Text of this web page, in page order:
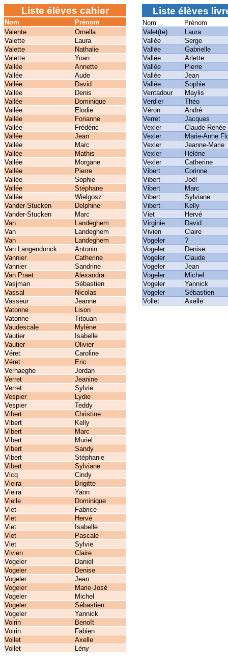
Liste élèves cahier Liste élèves
Nom Prénom Nom
Prénom
Valente
Ornella Valet(te)
Laura
Valette
Laura Vallée
Serge
Valette
Nathalie Vallée
Gabrielle
Valette
Yoan Vallée
Arlette
Vallée
Annette Vallée
Pierre
Vallée
Aude Vallée
Jean
Vallée
David Vallée
Sophie
Vallée
Denis Ventadour
Maylis
Vallée
Dominique Verdier
Théo
Vallée
Elodie Véron
André
Vallée
Forianne Verret
Jacques
Vallée
Frédéric Vexler
Claude-Renée
Vallée
Jean Vexler
Marie-Anne
Vallée
Marc Vexler
Jeanne-Marie
Vallée
Mathis Vexler
Hélène
Vallée
Morgane Vexler
Catherine
Vallée
Pierre Vibert
Corinne
Vallée
Sophie Vibert
Joël
Vallée
Stéphane Vibert
Marc
Vallée
Wielgosz Vibert
Sylviane
Vander-Stucken
Delphine Vibert
Kelly
Vander-Stucken
Marc Viet
Hervé
Van
Landeghem Virginie
David
Van
Landeghem Vivien
Claire
Van
Landeghem Vogeler
?
Van Langendonck
Antonin Vogeler
Denise
Vannier
Catherine Vogeler
Claude
Vannier
Sandrine Vogeler
Jean
Van Praet
Alexandra Vogeler
Michel
Vasjman
Sébastien Vogeler
Yannick
Vassal
Nicolas Vogeler
Sébastien
Vasseur
Jeanne Vollet
Axelle
Vatonne
Lison
Vatonne
Titouan
Vaudescale
Mylène
Vautier
Isabelle
Vautier
Olivier
Véret
Caroline
Véret
Eric
Verhaeghe
Jordan
Verret
Jeanine
Verret
Sylvie
Vespier
Lydie
Vespier
Teddy
Vibert
Christine
Vibert
Kelly
Vibert
Marc
Vibert
Muriel
Vibert
Sandy
Vibert
Stéphanie
Vibert
Sylviane
Vicq
Cindy
Vieira
Brigitte
Vieira
Yann
Vielle
Dominique
Viet
Fabrice
Viet
Hervé
Viet
Isabelle
Viet
Pascale
Viet
Sylvie
Vivien
Claire
Vogeler
Daniel
Vogeler
Denise
Vogeler
Jean
Vogeler
Marie-José
Vogeler
Michel
Vogeler
Sébastien
Vogeler
Yannick
Voirin
Benoît
Voirin
Fabien
Vollet
Axelle
Vollet
Lény